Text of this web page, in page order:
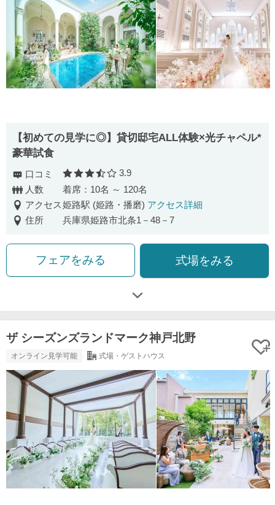
【初めての見学に◎】貸切邸宅ALL体験×光チャペル*
豪華試食
口コミ 口コミ評価
3.9
人数
着席：10名 ～ 120名
アクセス姫路駅 (姫路・播磨) アクセス詳細
住所
兵庫県姫路市北条1－48－7
フェアをみる 式場をみる
ザ シーズンズランドマーク神戸北野
オンライン見学可能 式場・ゲストハウス